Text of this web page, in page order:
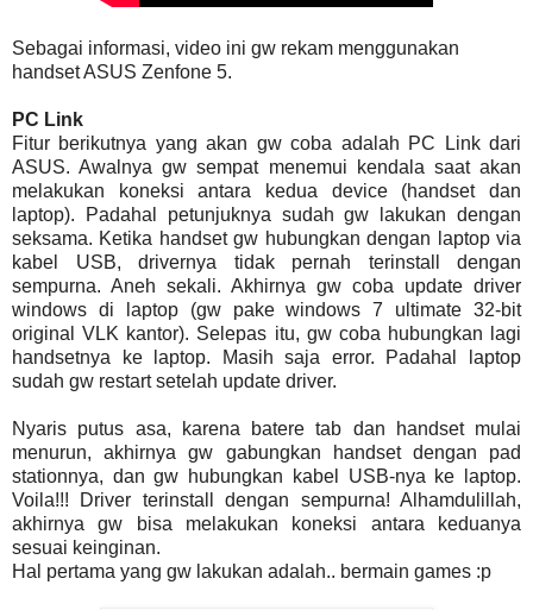
Sebagai informasi, video ini gw rekam menggunakan
handset ASUS Zenfone 5.
PC Link
Fitur berikutnya yang akan gw coba adalah PC Link dari
ASUS. Awalnya gw sempat menemui kendala saat akan
melakukan koneksi antara kedua device (handset dan
laptop). Padahal petunjuknya sudah gw lakukan dengan
seksama. Ketika handset gw hubungkan dengan laptop via
kabel USB, drivernya tidak pernah terinstall dengan
sempurna. Aneh sekali. Akhirnya gw coba update driver
windows di laptop (gw pake windows 7 ultimate 32-bit
original VLK kantor). Selepas itu, gw coba hubungkan lagi
handsetnya ke laptop. Masih saja error. Padahal laptop
sudah gw restart setelah update driver.
Nyaris putus asa, karena batere tab dan handset mulai
menurun, akhirnya gw gabungkan handset dengan pad
stationnya, dan gw hubungkan kabel USB-nya ke laptop.
Voila!!! Driver terinstall dengan sempurna! Alhamdulillah,
akhirnya gw bisa melakukan koneksi antara keduanya
sesuai keinginan.
Hal pertama yang gw lakukan adalah.. bermain games :p